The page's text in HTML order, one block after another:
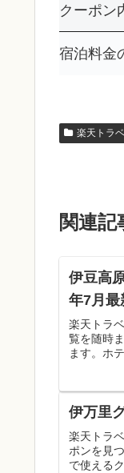
クーポン
宿泊料金
楽天トラ
関連記
伊豆高
年7月最
楽天トラ
覧を随時
ます。ホ
伊万里
楽天トラ
ポンを見
で使える